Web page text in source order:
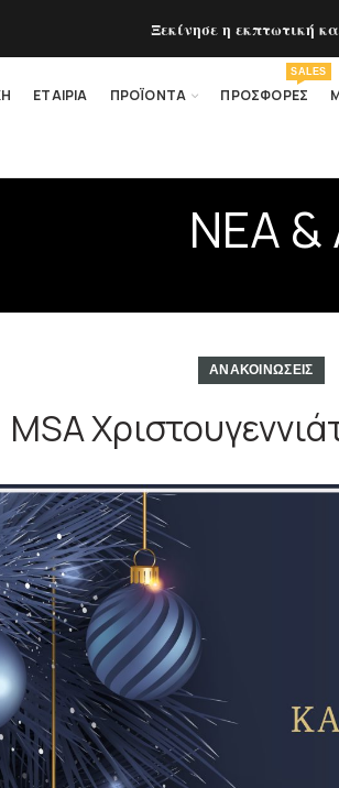
ΕΤΑΙΡΙΑ ΠΡΟΪΟΝΤΑ ΠΡΟΣΦΟΡΕΣ
SALES
ΝΕΑ &
ΑΝΑΚΟΙΝΩΣΕΙΣ
MSA
Ξεκίνησε η εκπτωτική